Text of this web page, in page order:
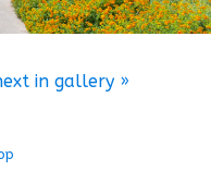
in gallery »